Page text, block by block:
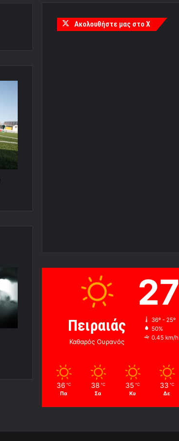
Ακολουθήστε μας στο X
Πειραιάς
Καθαρός Ουρανός
27
36º - 25º
50%
0.45 km/h
36 ℃
Πα
38 ℃
Σα
35 ℃
Κυ
33 ℃
Δε